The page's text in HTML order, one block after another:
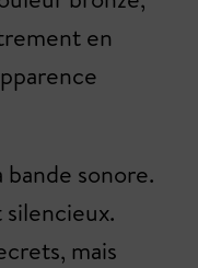
en
sonore.
mais